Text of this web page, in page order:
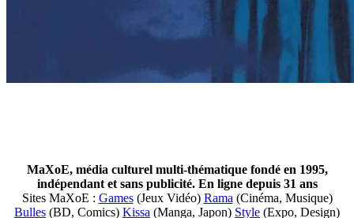
MaXoE, média culturel multi-thématique fondé en 1995,
indépendant et sans publicité. En ligne depuis 31 ans
Sites MaXoE : Games(Jeux Vidéo) Rama (Cinéma, Musique)
Bulles (BD, Comics) Kissa (Manga, Japon) Style (Expo, Design)